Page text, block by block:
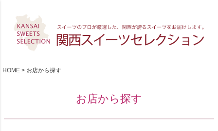
HOME お店から探す
お店から探す